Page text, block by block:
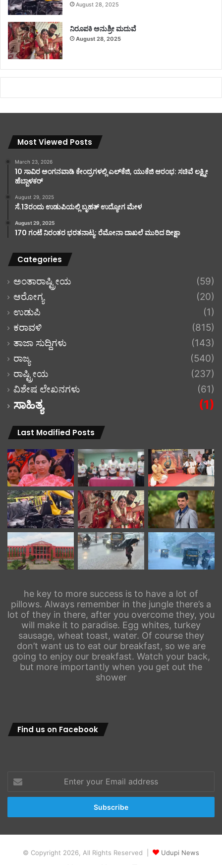
August 28, 2025
ನಿರೂಪಕಿ ಅನುಶ್ರೀ ಮದುವೆ
August 28, 2025
Most Viewed Posts
March 23, 2026
10 ಸಾವಿರ ಅಂಗನವಾಡಿ ಕೇಂದ್ರಗಳಲ್ಲಿ ಎಲ್‌ಕೆಜಿ, ಯುಕೆಜಿ ಆರಂಭ: ಸಚಿವೆ ಲಕ್ಷ್ಮೀ
ಹೆಬ್ಬಾಳಕರ್
August 29, 2025
ಸೆ.13ರಂದು ಉಡುಪಿಯಲ್ಲಿ ಬೃಹತ್ ಉದ್ಯೋಗ ಮೇಳ
August 29, 2025
170 ಗಂಟೆ ನಿರಂತರ ಭರತನಾಟ್ಯ: ರೆಮೋನಾ ದಾಖಲೆ ಮುರಿದ ದೀಕ್ಷಾ
Categories
ಅಂತಾರಾಷ್ಟ್ರೀಯ
(59)
ಆರೋಗ್ಯ
(20)
ಉಡುಪಿ
(1)
ಕರಾವಳಿ
(815)
ತಾಜಾ ಸುದ್ದಿಗಳು
(143)
ರಾಜ್ಯ
(540)
ರಾಷ್ಟ್ರೀಯ
(237)
ವಿಶೇಷ ಲೇಖನಗಳು
(61)
ಸಾಹಿತ್ಯ (1)
Last Modified Posts
he key to more success is to have a lot of
pillows. Always remember in the jungle there’s a
lot of they in there, after you overcome they, you
will make it to paradise. Egg whites, turkey
sausage, wheat toast, water. Of course they
don’t want us to eat our breakfast, so we are
going to enjoy our breakfast. Watch your back,
but more importantly when you get out the
shower
Find us on Facebook
Enter
your
Email
© Copyright 2026, All Rights Reserved | Udupi News